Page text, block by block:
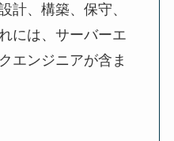
計、構築、保守、
には、サーバーエ
エンジニアが含ま